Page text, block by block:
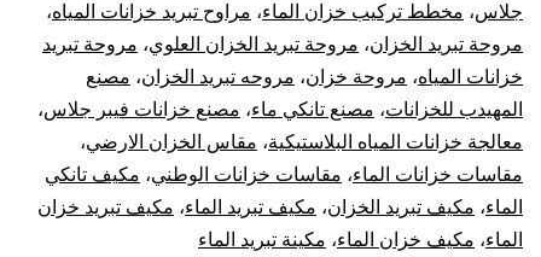
جلاس، مخطط تركيب خزان الماء، مراوح تبريد خزانات المياه،
مروحة تبريد الخزان، مروحة تبريد الخزان العلوي، مروحة تبريد
خزانات المياه، مروحة خزان، مروحه تبريد الخزان، مصنع
المهيدب للخزانات، مصنع تانكي ماء، مصنع خزانات فيبر جلاس،
معالجة خزانات المياه البلاستيكية، مقاس الخزان الارضي،
مقاسات خزانات الماء، مقاسات خزانات الوطني، مكيف تانكي
الماء، مكيف تبريد الخزان، مكيف تبريد الماء، مكيف تبريد خزان
الماء، مكيف خزان الماء، مكينة تبريد الماء